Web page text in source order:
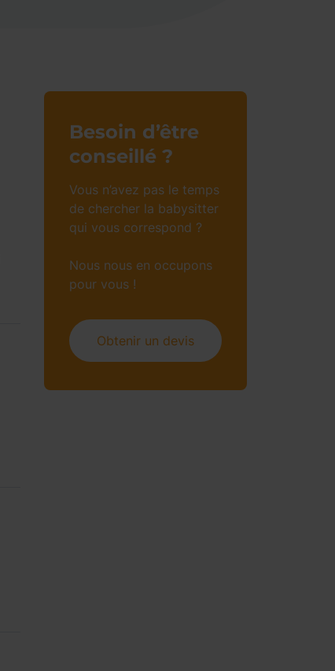
Besoin d’être
conseillé ?
Vous n’avez pas le temps
de chercher la babysitter
qui vous correspond ?
Nous nous en occupons
pour vous !
Obtenir un devis